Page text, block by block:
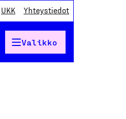
UKK Yhteystiedot
Valikko